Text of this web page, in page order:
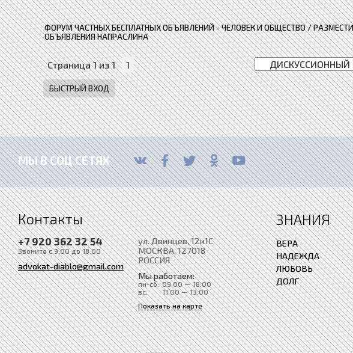
ФОРУМ ЧАСТНЫХ БЕСПЛАТНЫХ ОБЪЯВЛЕНИЙ»ЧЕЛОВЕК И ОБЩЕСТВО /
ОБЪЯВЛЕНИЯ НАПРАСЛИНА
Страница1из1
1
МЫ В СОЦ.СЕТЯХ
Контакты
+7 920 362 32 54
Звоните с 9:00 до 18:00
advokat-diablo@gmail.com
ул. Двинцев, 12к1С
МОСКВА, 127018
РОССИЯ
Мы работаем:
пн-сб: 09:00 — 18:00
вс:
11:00 — 13:00
Показать на карте
ЗНАНИЯ
ВЕРА
НАДЕЖДА
ЛЮБОВЬ
ДОЛГ